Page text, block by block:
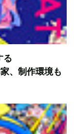
る
、制作環境も